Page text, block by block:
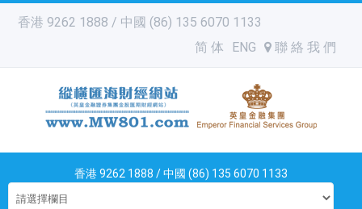
香港 9262 1888 / 中國 (86) 135 6070 1133
简 体
ENG 聯 絡 我 們
香港 9262 1888 / 中國 (86) 135 6070 1133